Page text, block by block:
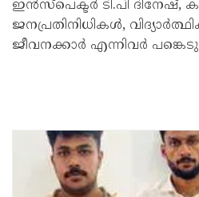
ഇൻസ്പെക്ടർ ടി.പി ദിനേഷ്,
ജനപ്രതിനിധികൾ,
ജീവനക്കാർ എന്നിവർ